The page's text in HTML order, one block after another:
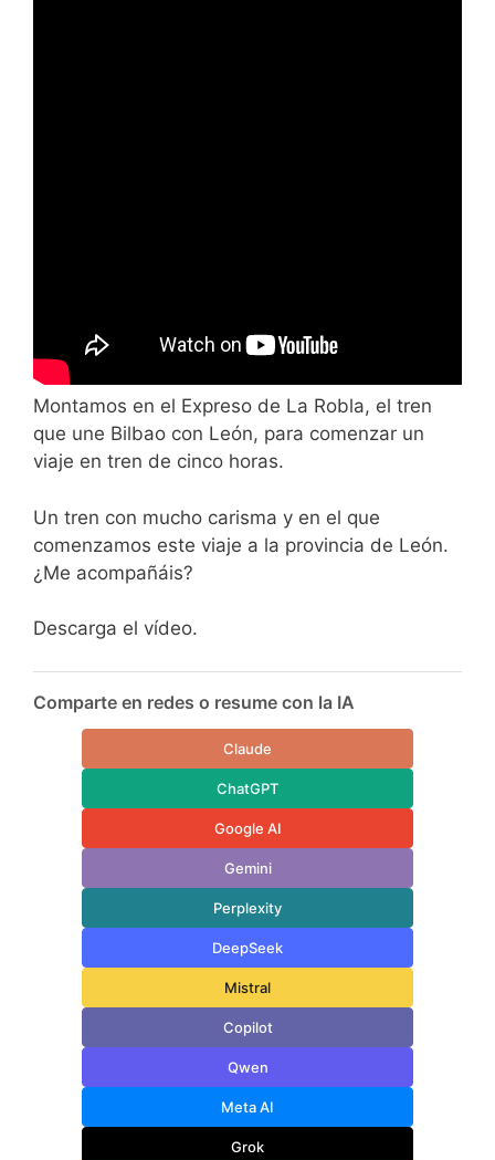
Montamos en el Expreso de La Robla, el tren
que une Bilbao con León, para comenzar un
viaje en tren de cinco horas.
Un tren con mucho carisma y en el que
comenzamos este viaje a la provincia de León.
¿Me acompañáis?
Descarga el vídeo.
Comparte en redes o resume con la IA
Claude
ChatGPT
Google AI
Gemini
Perplexity
DeepSeek
Mistral
Copilot
Qwen
Meta AI
Grok